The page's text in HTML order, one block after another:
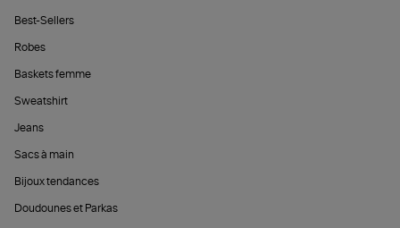
Best-Sellers
Robes
Baskets femme
Sweatshirt
Jeans
Sacs à main
Bijoux tendances
Doudounes et Parkas